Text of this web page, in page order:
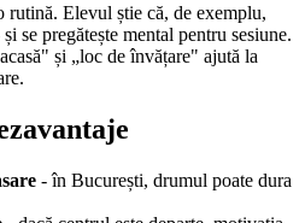
rutină. Elevul știe că, de exemplu,
se pregătește mental pentru sesiune.
și „loc de învățare" ajută la
- în București, drumul poate dura